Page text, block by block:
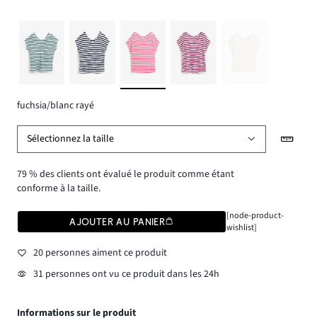
fuchsia/blanc rayé
Sélectionnez la taille
79 % des clients ont évalué le produit comme étant
conforme à la taille.
AJOUTER AU PANIER
[node-product-
wishlist]
20 personnes aiment ce produit
31 personnes ont vu ce produit dans les 24h
Informations sur le produit